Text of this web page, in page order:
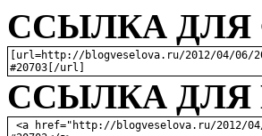
ССЫЛКА ДЛЯ
ССЫЛКА ДЛЯ